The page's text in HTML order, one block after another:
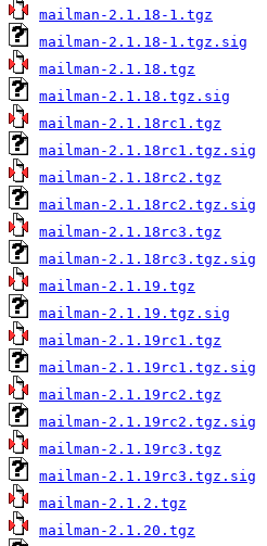
mailman-2.1.18-1.tgz
mailman-2.1.18-1.tgz.sig
mailman-2.1.18.tgz
mailman-2.1.18.tgz.sig
mailman-2.1.18rc1.tgz
mailman-2.1.18rc1.tgz.sig
mailman-2.1.18rc2.tgz
mailman-2.1.18rc2.tgz.sig
mailman-2.1.18rc3.tgz
mailman-2.1.18rc3.tgz.sig
mailman-2.1.19.tgz
mailman-2.1.19.tgz.sig
mailman-2.1.19rc1.tgz
mailman-2.1.19rc1.tgz.sig
mailman-2.1.19rc2.tgz
mailman-2.1.19rc2.tgz.sig
mailman-2.1.19rc3.tgz
mailman-2.1.19rc3.tgz.sig
mailman-2.1.2.tgz
mailman-2.1.20.tgz